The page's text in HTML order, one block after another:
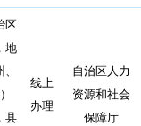
区
地
县
线上
办理
自治区人力
资源和社会
保障厅